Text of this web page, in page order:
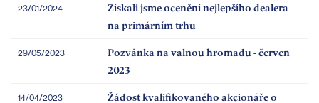
23/01/2024
Získali jsme ocenění nejlepšího dealera
na primárním trhu
29/05/2023
Pozvánka na valnou hromadu - červen
2023
14/04/2023
Žádost kvalifikovaného akcionáře o